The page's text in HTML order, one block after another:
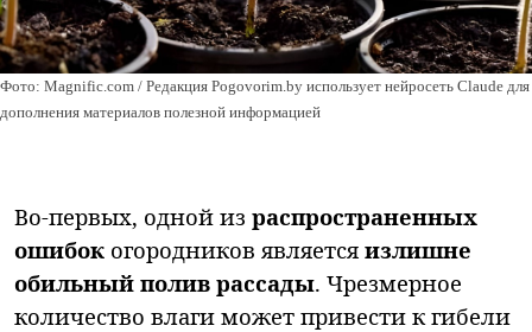
Фото: Magnific.com / Редакция Pogovorim.by использует нейросеть Claude для
дополнения материалов полезной информацией
Во-первых, одной из распространенных
ошибок огородников является излишне
обильный полив рассады. Чрезмерное
количество влаги может привести к гибели